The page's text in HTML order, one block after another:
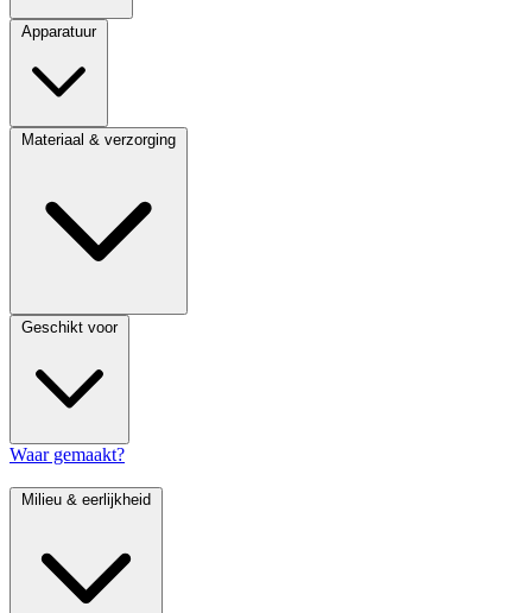
Apparatuur
Materiaal & verzorging
Geschikt voor
Waar gemaakt?
Milieu & eerlijkheid